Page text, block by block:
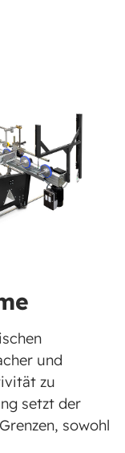
und
zu
setzt der
sowohl